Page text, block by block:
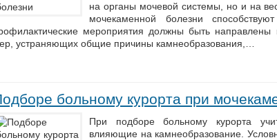
на органы мочевой системы, но и на
мочекаменной болезни
мероприятия должны быть
устраняющих общие причины камнеобразования,…
больному курорта при
При подборе больному курорта
влияющие на камнеобразование.